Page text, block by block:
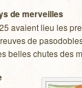
de mer­veilles
avaient lieu les
de
belles chutes des